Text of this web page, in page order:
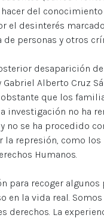
hacer del
el desinterés
personas y otros
desaparición
Alberto Cruz
que los
investigación no ha
no se ha procedido
represión, como
Humanos.
para recoger
en la vida real.
derechos. La